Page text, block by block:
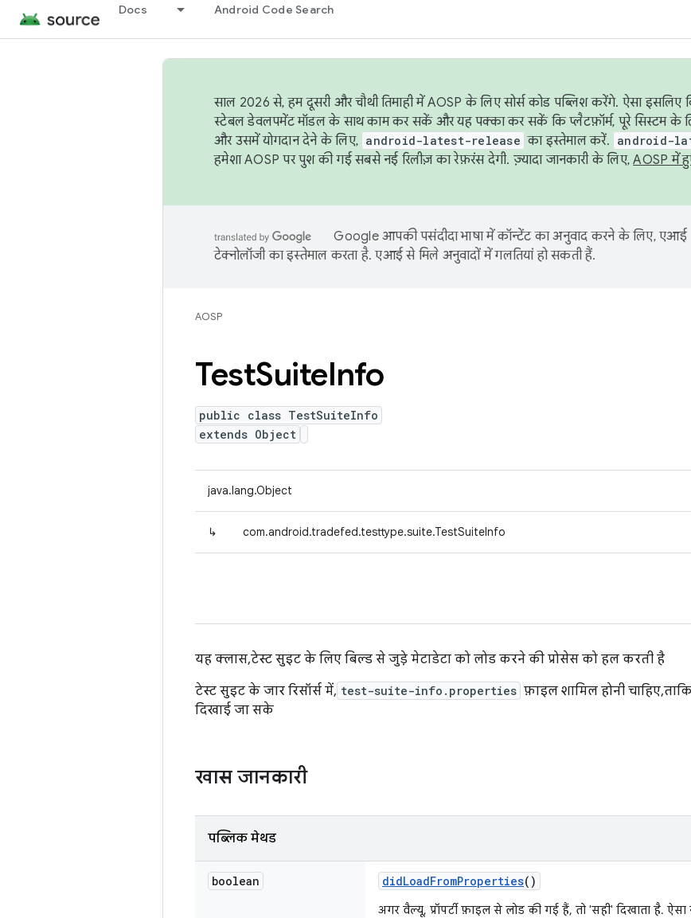
Docs Android Code Search
साल 2026 से, हम दूसरी और चौथी तिमाही में AOSP के लिए सोर्स कोड पब्लिश करेंगे. ऐसा इसलिए
स्टेबल डेवलपमेंट मॉडल के साथ काम कर सकें और यह पक्का कर सकें कि प्लैटफ़ॉर्म, पूरे सिस्टम के
और उसमें योगदान देने के लिए, android-latest-release का इस्तेमाल करें. android-
हमेशा AOSP पर पुश की गई सबसे नई रिलीज़ का रेफ़रंस देगी. ज़्यादा जानकारी के लिए,AOSP में
Google आपकी पसंदीदा भाषा में कॉन्टेंट का अनुवाद करने के लिए, एआई
टेक्नोलॉजी का इस्तेमाल करता है. एआई से मिले अनुवादों में गलतियां हो सकती हैं.
AOSP
TestSuiteInfo
public class TestSuiteInfo
extends Object
java.lang.Object
↳ com.android.tradefed.testtype.suite.TestSuiteInfo
यह क्लास, टेस्ट सुइट के लिए बिल्ड से जुड़े मेटाडेटा को लोड करने की प्रोसेस को हल करती है
टेस्ट सुइट के जार रिसॉर्स में, test-suite-info.properties फ़ाइल शामिल होनी चाहिए,
दिखाई जा सके
खास जानकारी
पब्लिक मेथड
boolean didLoadFromProperties()
अगर वैल्यू, प्रॉपर्टी फ़ाइल से लोड की गई हैं, तो 'सही' दिखाता है.